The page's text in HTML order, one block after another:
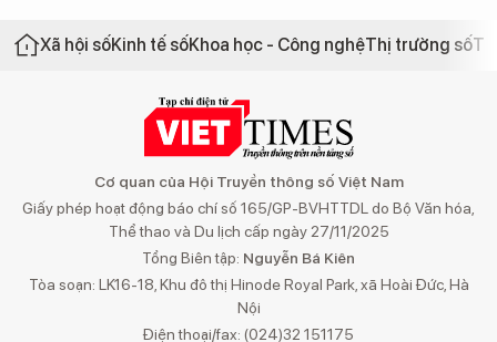
Xã hội sốKinh tế sốKhoa học - Công nghệThị trường số
Cơ quan của Hội Truyền thông số Việt Nam
Giấy phép hoạt động báo chí số 165/GP-BVHTTDL do Bộ Văn hóa,
Thể thao và Du lịch cấp ngày 27/11/2025
Tổng Biên tập: Nguyễn Bá Kiên
Tòa soạn: LK16-18, Khu đô thị Hinode Royal Park, xã Hoài Đức, Hà
Nội
Điện thoại/fax: (024)32 151175